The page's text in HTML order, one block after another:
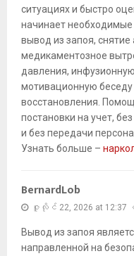
ситуациях и быстро
начинает
вывод из запоя,
медикаментозное
давления,
мотивационную
восстановления.
постановки на учет,
и без передачи
Узнать больше –
BernardLob
ဇူလိုင် 22, 2026 at
Вывод из запоя
направленной на